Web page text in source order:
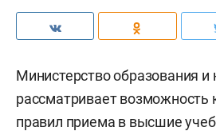
Министерство образования и
рассматривает возможность
правил приема в высшие